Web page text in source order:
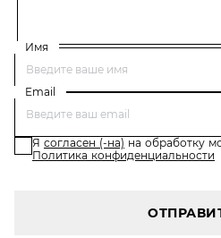
Имя
Email
Я согласен (-на) на обработку
Политика конфиденциальности